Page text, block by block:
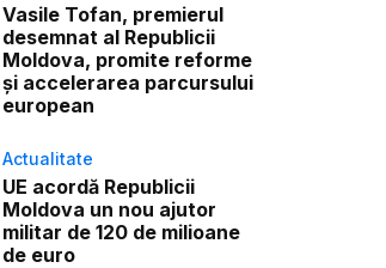
Vasile Tofan, premierul
desemnat al Republicii
Moldova, promite reforme
și accelerarea parcursului
european
Actualitate
UE acordă Republicii
Moldova un nou ajutor
militar de 120 de milioane
de euro